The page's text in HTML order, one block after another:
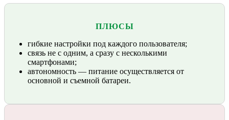
ПЛЮСЫ
гибкие настройки под каждого пользователя;
связь не с одним, а сразу с несколькими
смартфонами;
автономность — питание осуществляется от
основной и съемной батареи.